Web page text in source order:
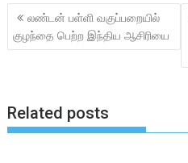
Post
navigation
லண்டன் பள்ளி வகுப்பறையில்
குழந்தை பெற்ற இந்திய ஆசிரியை
Related posts